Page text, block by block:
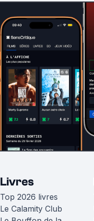
Livres
Top 2026 livres
Le Calamity Club